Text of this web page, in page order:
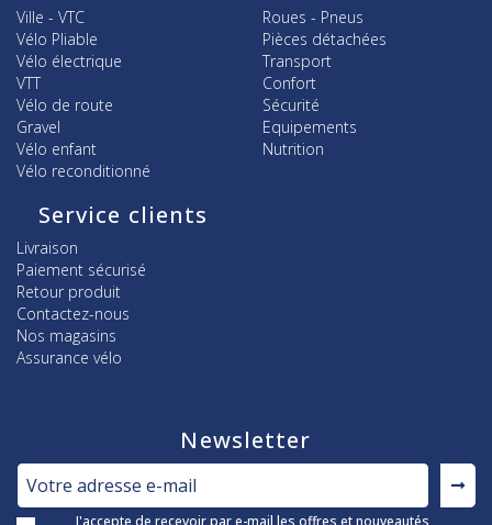
Ville - VTC
Vélo Pliable
Vélo électrique
VTT
Vélo de route
Gravel
Vélo enfant
Vélo reconditionné
Roues - Pneus
Pièces détachées
Transport
Confort
Sécurité
Equipements
Nutrition
Service clients
Livraison
Paiement sécurisé
Retour produit
Contactez-nous
Nos magasins
Assurance vélo
Newsletter
J'accepte de recevoir par e-mail les offres et nouveautés